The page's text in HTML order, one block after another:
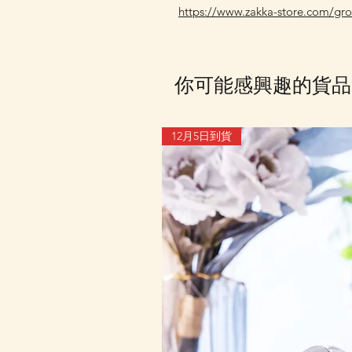
https://www.zakka-store.com/
你可能感興趣的貨品
12月5日到貨